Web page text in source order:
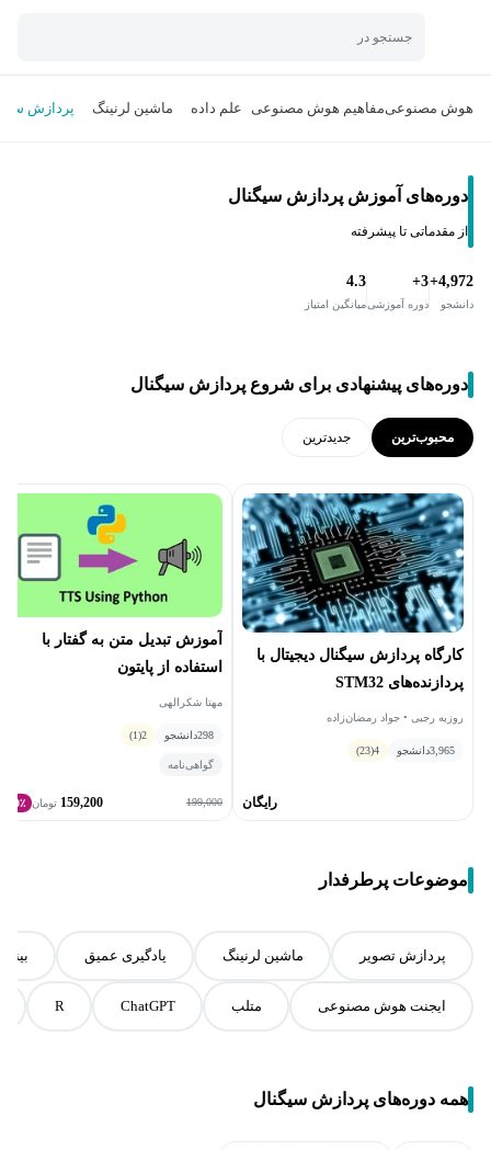
جستجو در
هوش مصنوعیمفاهیم هوش مصنوعی علم داده ماشین لرنینگ پردازش
دوره‌های آموزش پردازش سیگنال
از مقدماتی تا پیشرفته
4,972+
دانشجو
3+
دوره آموزشی
4.3
میانگین امتیاز
دوره‌های پیشنهادی برای شروع پردازش سیگنال
محبوب‌ترین جدید‌ترین
کارگاه پردازش سیگنال‌ دیجیتال با
پردازنده‌های STM32
روزبه رجبی • جواد رمضان‌زاده
3,965دانشجو 4
(23)
رایگان
آموزش تبدیل متن به گفتار با
استفاده از پایتون
مهتا شکرالهی
298دانشجو 2
(1)
گواهی‌نامه
199,000
159,200 تومان 20٪
موضوعات پرطرفدار
پردازش تصویر ماشین لرنینگ یادگیری عمیق
ایجنت هوش مصنوعی متلب ChatGPT
R
همه دوره‌های پردازش سیگنال